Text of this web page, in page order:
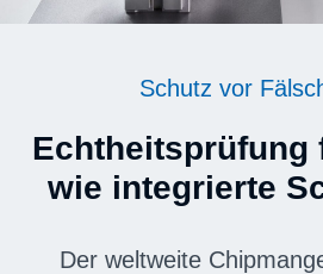
Schutz vor
Echtheitsprüfung
wie integrierte
Der weltweite